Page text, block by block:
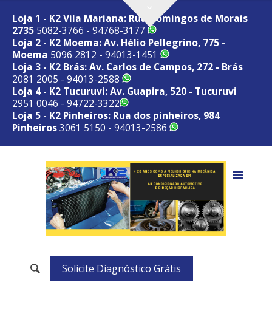
Loja 1 - K2 Vila Mariana: Rua Domingos de Morais
2735 5082-3766 - 94768-3177
Loja 2 - K2 Moema: Av. Hélio Pellegrino, 775 -
Moema 5096 2812 - 94013-1451
Loja 3 - K2 Brás: Av. Carlos de Campos, 272 - Brás
2081 2005 - 94013-2588
Loja 4 - K2 Tucuruvi: Av. Guapira, 520 - Tucuruvi
2951 0046 - 94722-3322
Loja 5 - K2 Pinheiros: Rua dos pinheiros, 984
Pinheiros3061 5150 - 94013-2586
Solicite Diagnóstico Grátis